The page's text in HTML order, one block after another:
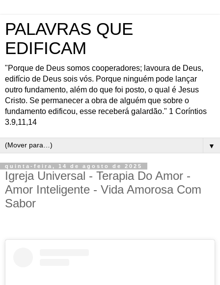
PALAVRAS QUE
EDIFICAM
"Porque de Deus somos cooperadores; lavoura de Deus,
edifício de Deus sois vós. Porque ninguém pode lançar
outro fundamento, além do que foi posto, o qual é Jesus
Cristo. Se permanecer a obra de alguém que sobre o
fundamento edificou, esse receberá galardão." 1 Coríntios
3.9,11,14
▼
quinta-feira, 14 de agosto de 2025
Igreja Universal - Terapia Do Amor -
Amor Inteligente - Vida Amorosa Com
Sabor